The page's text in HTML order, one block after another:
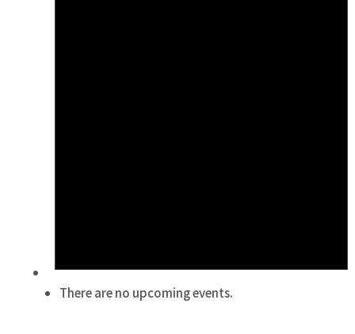
There are no upcoming events.